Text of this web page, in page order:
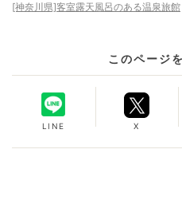
[神奈川県]客室露天風呂のある温泉旅館
このページ
LINE X